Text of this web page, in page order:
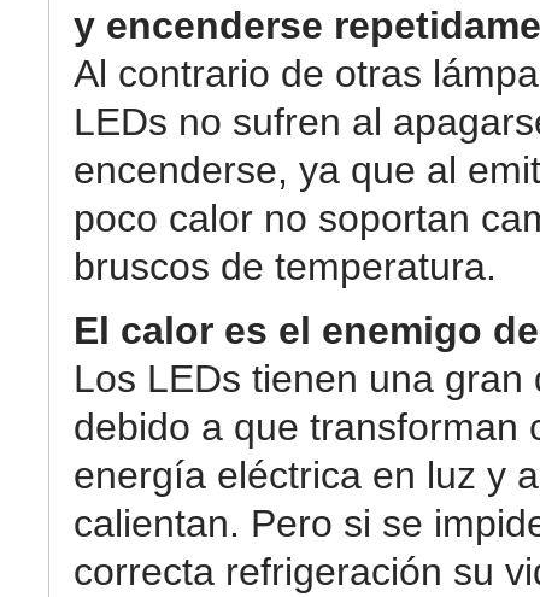
y encenderse
Al contrario de otras
LEDs no sufren al
encenderse, ya que al
poco calor no soportan
bruscos de temperatura.
El calor es el enemigo
Los LEDs tienen una gran
debido a que transforman
energía eléctrica en luz y
calientan. Pero si se
correcta refrigeración su